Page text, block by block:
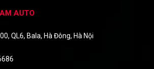
AUTO
QL6, Bala, Hà Đông, Hà Nội